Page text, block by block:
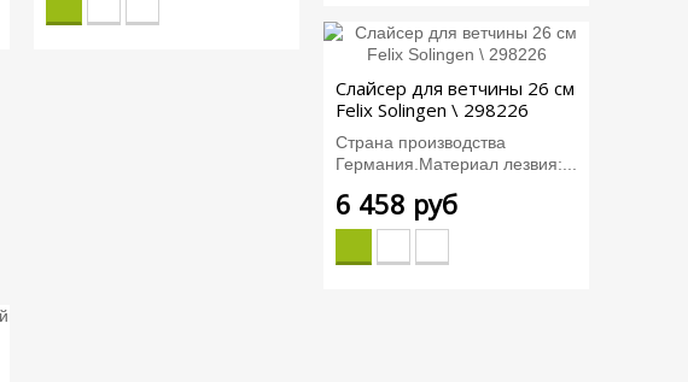
Слайсер для ветчины 26 см
Felix Solingen \ 298226
Страна производства
Германия.Материал лезвия:...
6 458 руб